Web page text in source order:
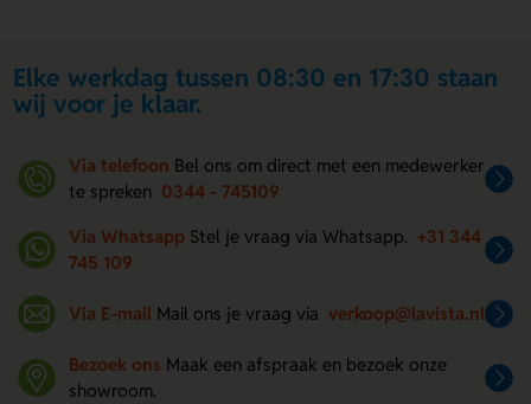
Elke werkdag tussen 08:30 en 17:30 staan
wij voor je klaar.
Via telefoon Bel ons om direct met een medewerker
te spreken 0344 - 745109
Via Whatsapp Stel je vraag via Whatsapp. +31 344
745 109
Via E-mail Mail ons je vraag via verkoop@lavista.nl
Bezoek ons Maak een afspraak en bezoek onze
showroom.